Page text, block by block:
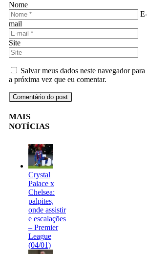
Nome
E-
mail
Site
Salvar meus dados neste navegador para
a próxima vez que eu comentar.
MAIS
NOTÍCIAS
Crystal
Palace x
Chelsea:
palpites,
onde assistir
e escalações
– Premier
League
(04/01)